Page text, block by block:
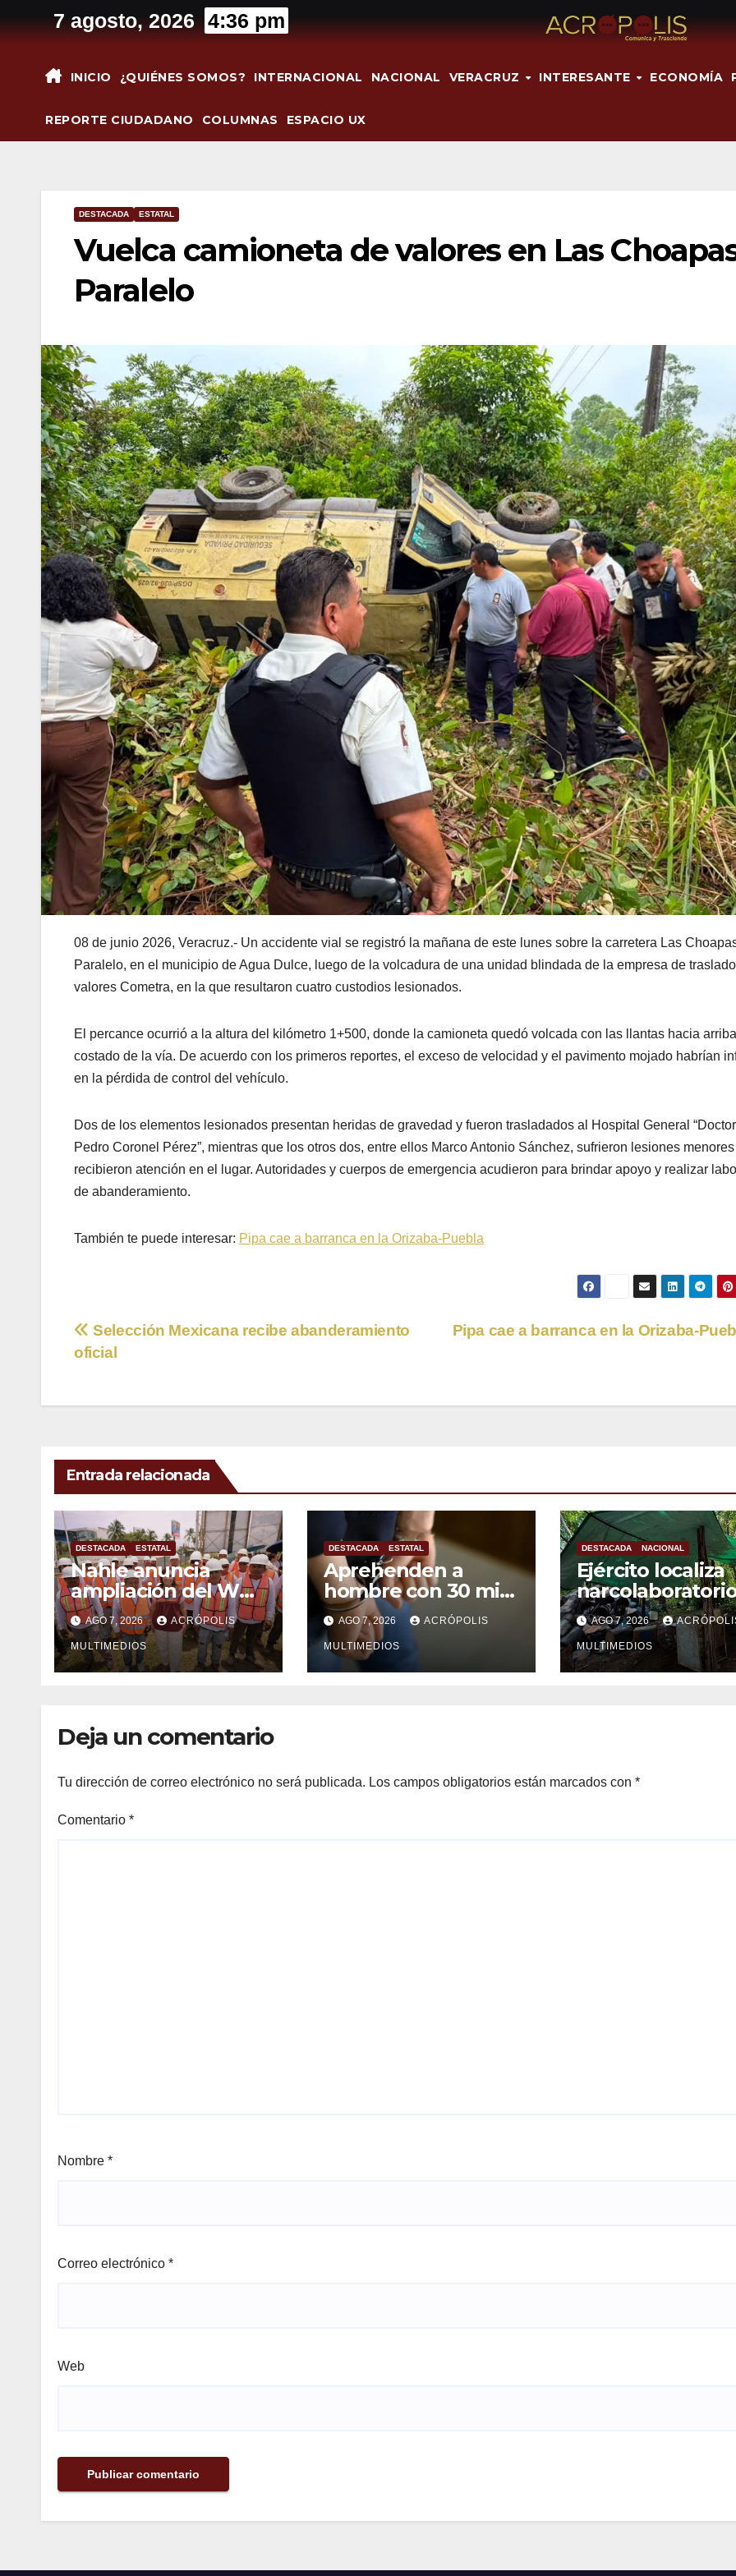
al
7 agosto, 2026 4:36 pm
INICIO ¿QUIÉNES SOMOS? INTERNACIONAL NACIONAL VERACRUZ INTERESANTE ECONOMÍA
REPORTE CIUDADANO COLUMNAS ESPACIO UX
DESTACADA ESTATAL
Vuelca camioneta de valores en Las
Paralelo
08 de junio 2026, Veracruz.- Un accidente vial se registró la mañana de este lunes sobre la carretera Las
Paralelo, en el municipio de Agua Dulce, luego de la volcadura de una unidad blindada de la empresa de
valores Cometra, en la que resultaron cuatro custodios lesionados.
El percance ocurrió a la altura del kilómetro 1+500, donde la camioneta quedó volcada con las llantas hacia
costado de la vía. De acuerdo con los primeros reportes, el exceso de velocidad y el pavimento mojado habrían
en la pérdida de control del vehículo.
Dos de los elementos lesionados presentan heridas de gravedad y fueron trasladados al Hospital General “Doctor
Pedro Coronel Pérez”, mientras que los otros dos, entre ellos Marco Antonio Sánchez, sufrieron lesiones
recibieron atención en el lugar. Autoridades y cuerpos de emergencia acudieron para brindar apoyo y realizar
de abanderamiento.
También te puede interesar: Pipa cae a barranca en la Orizaba-Puebla
Navegación
entradas
Pipa cae a barranca en la Orizaba-
Selección Mexicana recibe abanderamiento
oficial
Entrada relacionada
DESTACADA ESTATAL
Nahle anuncia
ampliación del WTC
Veracruz y busca
solución para
ingenio en crisis
AGO 7, 2026 ACRÓPOLIS
MULTIMEDIOS
DESTACADA ESTATAL
Aprehenden a
hombre con 30 mil
litros de
hidrocarburo
AGO 7, 2026 ACRÓPOLIS
MULTIMEDIOS
DESTACADA NACIONAL
Ejército localiza
en Michoacán
AGO 7, 2026
MULTIMEDIOS
Deja un comentario
Tu dirección de correo electrónico no será publicada. Los campos obligatorios están marcados con *
Comentario *
Nombre *
Correo electrónico *
Web